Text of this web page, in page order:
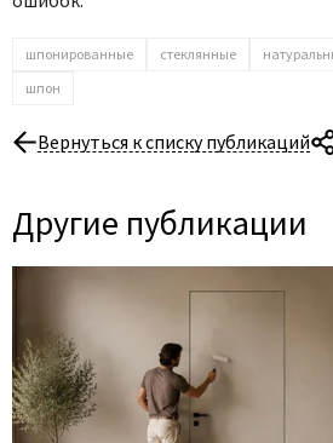
шпонированные стеклянные
шпон
Вернуться к списку публикаций
Другие публикации